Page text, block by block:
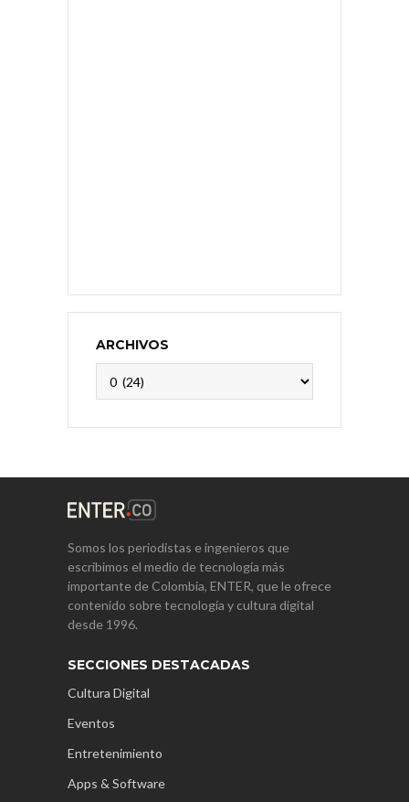
ARCHIVOS
Somos los periodistas e ingenieros que
escribimos el medio de tecnología más
importante de Colombia, ENTER, que le ofrece
contenido sobre tecnología y cultura digital
desde 1996.
SECCIONES DESTACADAS
Cultura Digital
Eventos
Entretenimiento
Apps & Software